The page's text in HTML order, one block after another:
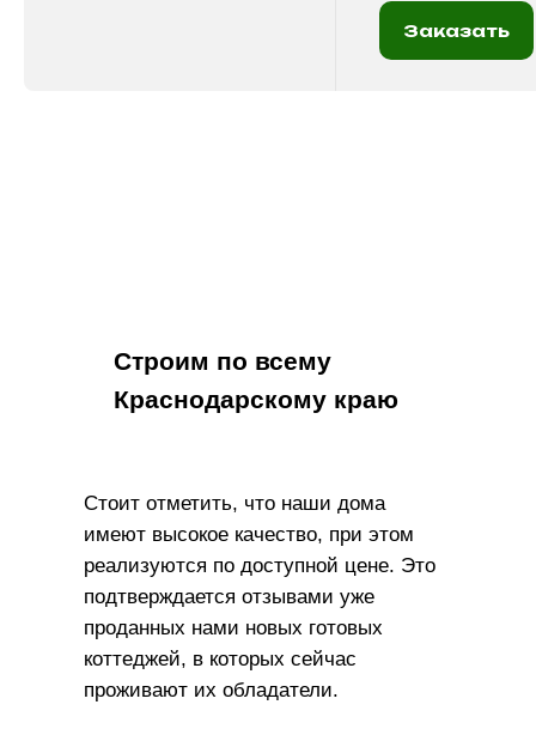
Заказать
Строим по всему
Краснодарскому краю
Стоит отметить, что наши дома
имеют высокое качество, при этом
реализуются по доступной цене. Это
подтверждается отзывами уже
проданных нами новых готовых
коттеджей, в которых сейчас
проживают их обладатели.